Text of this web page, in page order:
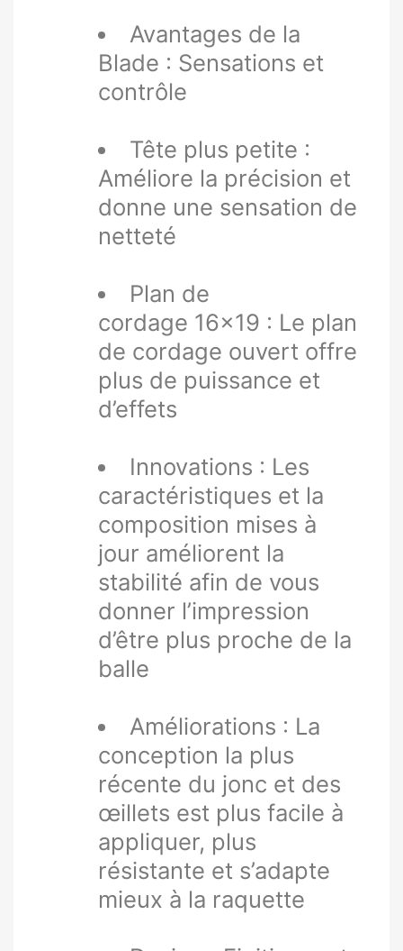
Avantages de la
Blade : Sensations et
contrôle
Tête plus petite :
Améliore la précision et
donne une sensation de
netteté
Plan de
cordage 16x19 : Le plan
de cordage ouvert offre
plus de puissance et
d’effets
Innovations : Les
caractéristiques et la
composition mises à
jour améliorent la
stabilité afin de vous
donner l’impression
d’être plus proche de la
balle
Améliorations : La
conception la plus
récente du jonc et des
œillets est plus facile à
appliquer, plus
résistante et s’adapte
mieux à la raquette